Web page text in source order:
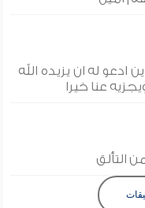
ادعو له ان يزيده الله
عنا خيرا
التألق